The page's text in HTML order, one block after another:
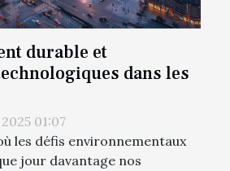
durable et
dans les
01:07
les défis environnementaux
jour davantage nos